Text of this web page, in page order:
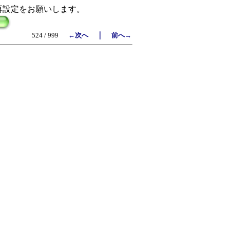
定をお願いします。
524 / 999
←次へ｜ 前へ→